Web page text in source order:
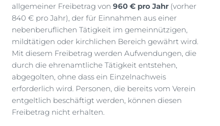
allgemeiner Freibetrag von 960 € pro Jahr (vorher
840 € pro Jahr), der für Einnahmen aus einer
nebenberuflichen Tätigkeit im gemeinnützigen,
mildtätigen oder kirchlichen Bereich gewährt wird.
Mit diesem Freibetrag werden Aufwendungen, die
durch die ehrenamtliche Tätigkeit entstehen,
abgegolten, ohne dass ein Einzelnachweis
erforderlich wird. Personen, die bereits vom Verein
entgeltlich beschäftigt werden, können diesen
Freibetrag nicht erhalten.